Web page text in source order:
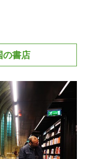
の書店